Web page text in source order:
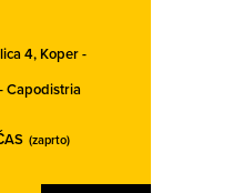
4, Koper -
Capodistria
(zaprto)